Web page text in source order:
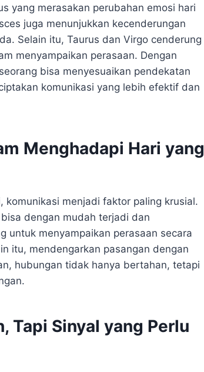
yang merasakan perubahan emosi hari
juga menunjukkan kecenderungan
Selain itu, Taurus dan Virgo cenderung
menyampaikan perasaan. Dengan
bisa menyesuaikan pendekatan
komunikasi yang lebih efektif dan
Menghadapi Hari yang
komunikasi menjadi faktor paling krusial.
dengan mudah terjadi dan
untuk menyampaikan perasaan secara
itu, mendengarkan pasangan dengan
hubungan tidak hanya bertahan, tetapi
Tapi Sinyal yang Perlu